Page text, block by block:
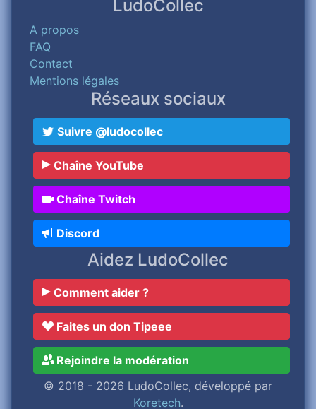
LudoCollec
A propos
FAQ
Contact
Mentions légales
Réseaux sociaux
Suivre @ludocollec
Chaîne YouTube
Chaîne Twitch
Discord
Aidez LudoCollec
Comment aider ?
Faites un don Tipeee
Rejoindre la modération
© 2018 - 2026 LudoCollec, développé par
Koretech.